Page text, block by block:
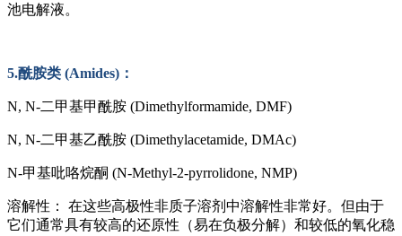
池电解液。
5.酰胺类 (Amides)：
N, N-二甲基甲酰胺 (Dimethylformamide, DMF)
N, N-二甲基乙酰胺 (Dimethylacetamide, DMAc)
N-甲基吡咯烷酮 (N-Methyl-2-pyrrolidone, NMP)
溶解性：
在这些高极性非质子溶剂中溶解性非常好。但由于
它们通常具有较高的还原性（易在负极分解）和较低的氧化稳